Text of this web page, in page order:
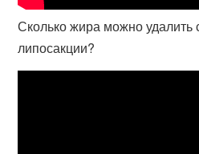
Сколько жира можно
липосакции?